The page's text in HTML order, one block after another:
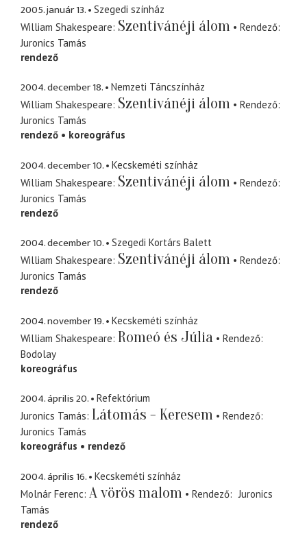
2005. január 13.
Szegedi színház
William Shakespeare Szentivánéji álom
Rendező
Juronics Tamás
rendező
2004. december 18.
Nemzeti Táncszínház
William Shakespeare Szentivánéji álom
Rendező
Juronics Tamás
rendező
koreográfus
2004. december 10.
Kecskeméti színház
William Shakespeare Szentivánéji álom
Rendező
Juronics Tamás
rendező
2004. december 10.
Szegedi Kortárs Balett
William Shakespeare Szentivánéji álom
Rendező
Juronics Tamás
rendező
2004. november 19.
Kecskeméti színház
William Shakespeare Romeó és Júlia
Rendező
Bodolay
koreográfus
2004. április 20.
Refektórium
Juronics Tamás Látomás - Keresem
Rendező
Juronics Tamás
koreográfus
rendező
2004. április 16.
Kecskeméti színház
Molnár Ferenc A vörös malom Rendező
Juronics
Tamás
rendező